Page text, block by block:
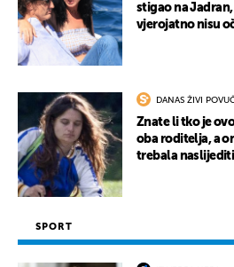
stigao na
vjerojatno nisu
DANAS ŽIVI
Znate li tko je
oba roditelja, a
trebala naslijediti
SPORT